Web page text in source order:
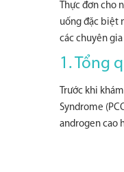
Thực đơn cho
uống đặc biệt
các chuyên
1. Tổng
Trước khi
Syndrome
androgen cao